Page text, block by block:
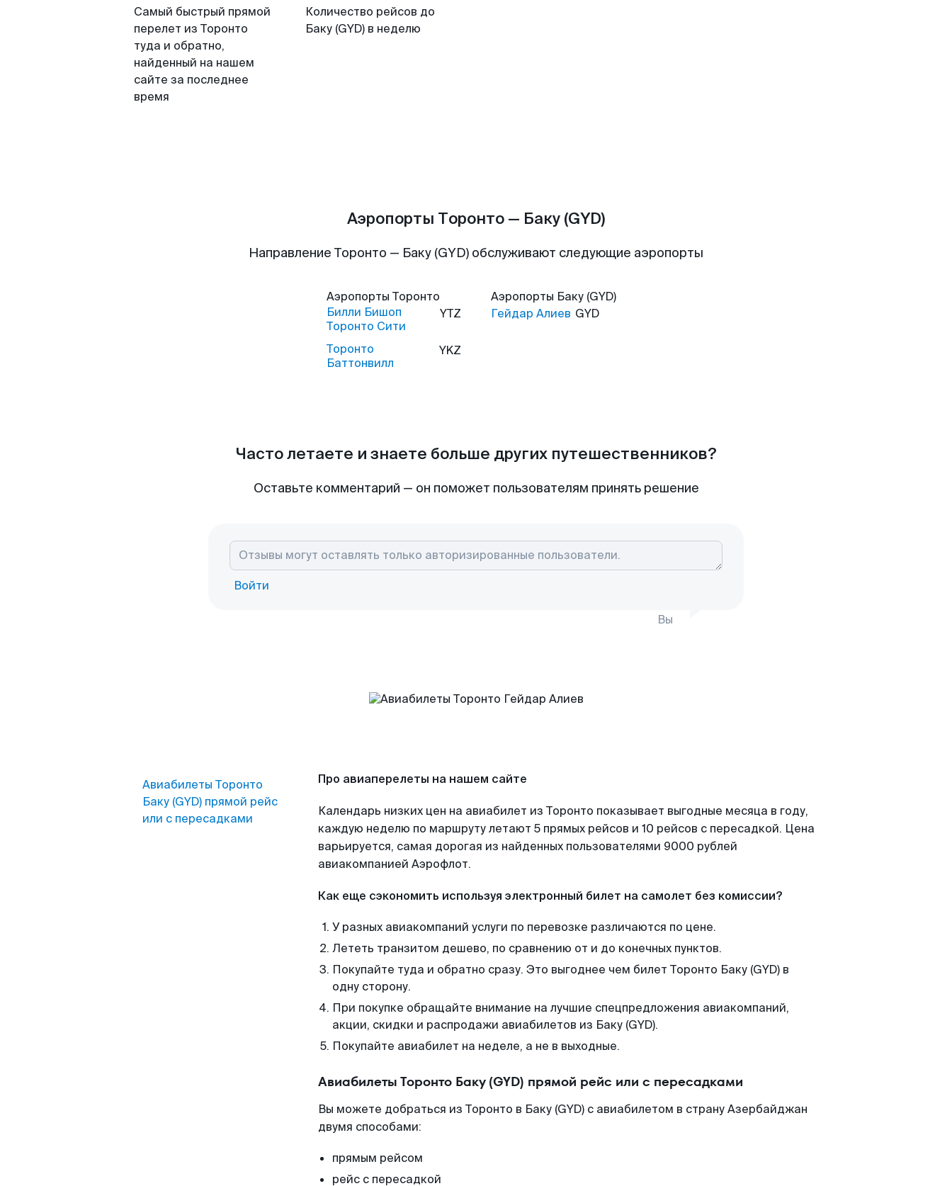
Самый быстрый прямой
перелет из Торонто
туда и обратно,
найденный на нашем
сайте за последнее
время
Количество рейсов до
Баку (GYD) в неделю
Аэропорты Торонто — Баку (GYD)
Направление Торонто — Баку (GYD) обслуживают следующие аэропорты
Аэропорты Торонто
Билли Бишоп
Торонто Сити
YTZ
Торонто
Баттонвилл
YKZ
Аэропорты Баку (GYD)
Гейдар Алиев GYD
Часто летаете и знаете больше других путешественников?
Оставьте комментарий — он поможет пользователям принять решение
Войти
Вы
Авиабилеты Торонто
Баку (GYD) прямой рейс
или с пересадками
Про авиаперелеты на нашем сайте
Календарь низких цен на авиабилет из Торонто показывает выгодные месяца в году,
каждую неделю по маршруту летают 5 прямых рейсов и 10 рейсов с пересадкой. Цена
варьируется, самая дорогая из найденных пользователями 9000 рублей
авиакомпанией Аэрофлот.
Как еще сэкономить используя электронный билет на самолет без комиссии?
У разных авиакомпаний услуги по перевозке различаются по цене.
Лететь транзитом дешево, по сравнению от и до конечных пунктов.
Покупайте туда и обратно сразу. Это выгоднее чем билет Торонто Баку (GYD) в
одну сторону.
При покупке обращайте внимание на лучшие спецпредложения авиакомпаний,
акции, скидки и распродажи авиабилетов из Баку (GYD).
Покупайте авиабилет на неделе, а не в выходные.
Авиабилеты Торонто Баку (GYD) прямой рейс или с пересадками
Вы можете добраться из Торонто в Баку (GYD) с авиабилетом в страну Азербайджан
двумя способами:
прямым рейсом
рейс с пересадкой